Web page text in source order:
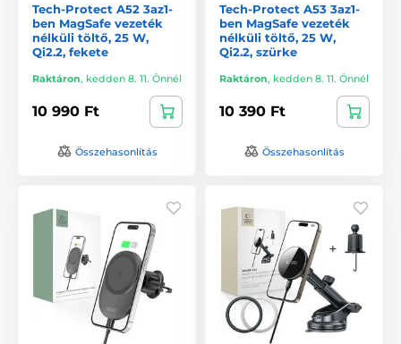
Tech-Protect A52 3az1-
ben MagSafe vezeték
nélküli töltő, 25 W,
Qi2.2, fekete
Raktáron, kedden 8. 11. Önnél
10 990 Ft
Összehasonlítás
Tech-Protect A53 3az1-
ben MagSafe vezeték
nélküli töltő, 25 W,
Qi2.2, szürke
Raktáron, kedden 8. 11. Önnél
10 390 Ft
Összehasonlítás